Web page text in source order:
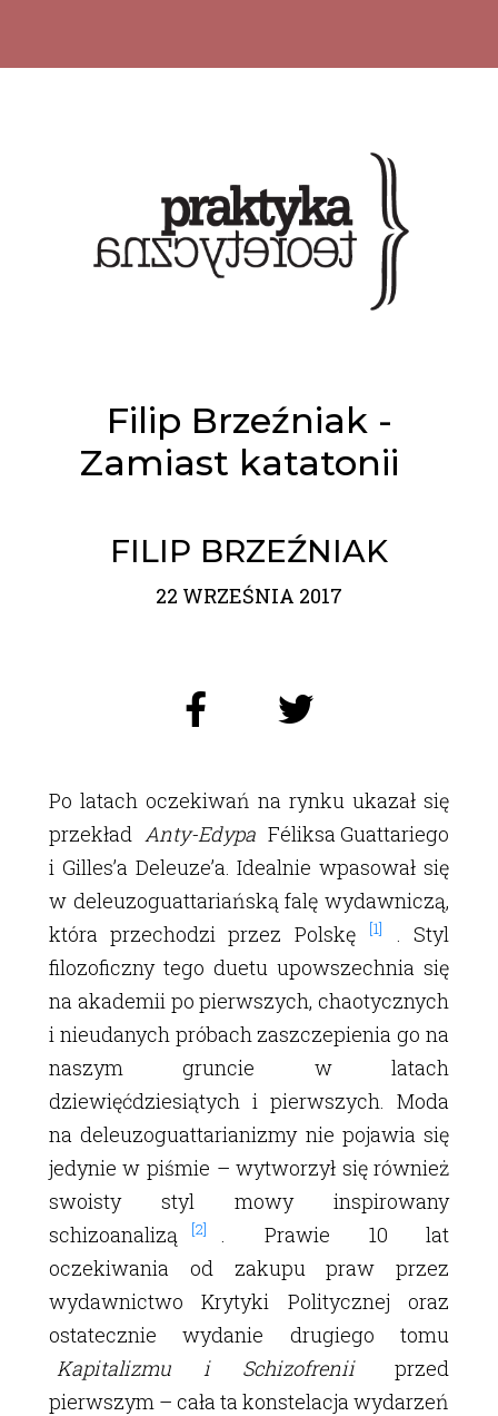
Filip Brzeźniak -
Zamiast katatonii
FILIP BRZEŹNIAK
22 WRZEŚNIA 2017
Po latach oczekiwań na rynku ukazał się
przekład Anty-Edypa Féliksa Guattariego
i Gillesʼa Deleuzeʼa. Idealnie wpasował się
w deleuzoguattariańską falę wydawniczą,
która przechodzi przez Polskę
[1] .Styl
filozoficzny tego duetu upowszechnia się
na akademii po pierwszych, chaotycznych
i nieudanych próbach zaszczepienia go na
naszym gruncie w latach
dziewięćdziesiątych i pierwszych. Moda
na deleuzoguattarianizmy nie pojawia się
jedynie w piśmie – wytworzył się również
swoisty styl mowy inspirowany
schizoanalizą
[2]
. Prawie 10 lat
oczekiwania od zakupu praw przez
wydawnictwo Krytyki Politycznej oraz
ostatecznie wydanie drugiego tomu
Kapitalizmu i Schizofrenii
przed
pierwszym – cała ta konstelacja wydarzeń